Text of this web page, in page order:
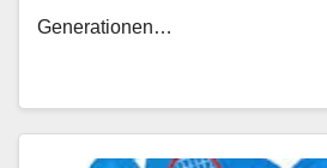
Generationen…